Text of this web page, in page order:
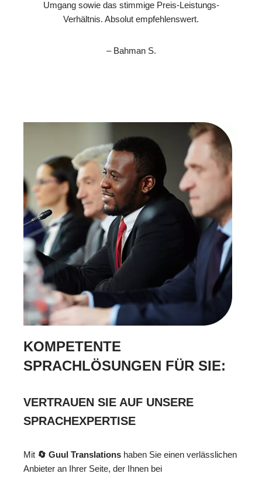
Umgang sowie das stimmige Preis-Leistungs-
Verhältnis. Absolut empfehlenswert.
– Bahman S.
KOMPETENTE
SPRACHLÖSUNGEN FÜR SIE:
VERTRAUEN SIE AUF UNSERE
SPRACHEXPERTISE
Mit 🔄 Guul Translations haben Sie einen verlässlichen
Anbieter an Ihrer Seite, der Ihnen bei